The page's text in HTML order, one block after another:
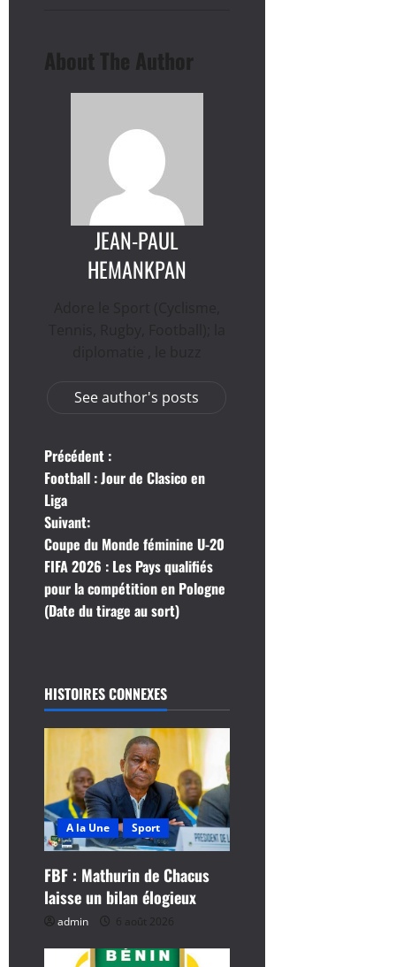
About The Author
JEAN-PAUL
HEMANKPAN
See author's posts
N
a
v
i
g
t
i
o
n
d
’
a
r
Précédent :
Football : Jour de Clasico en
Liga
Suivant:
Coupe du Monde féminine U-20
FIFA 2026 : Les Pays qualifiés
pour la compétition en Pologne
(Date du tirage au sort)
HISTOIRES CONNEXES
A la Une Sport
FBF : Mathurin de Chacus
laisse un bilan élogieux
admin 6 août 2026